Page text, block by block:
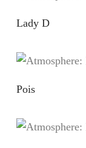
Lady D
Pois